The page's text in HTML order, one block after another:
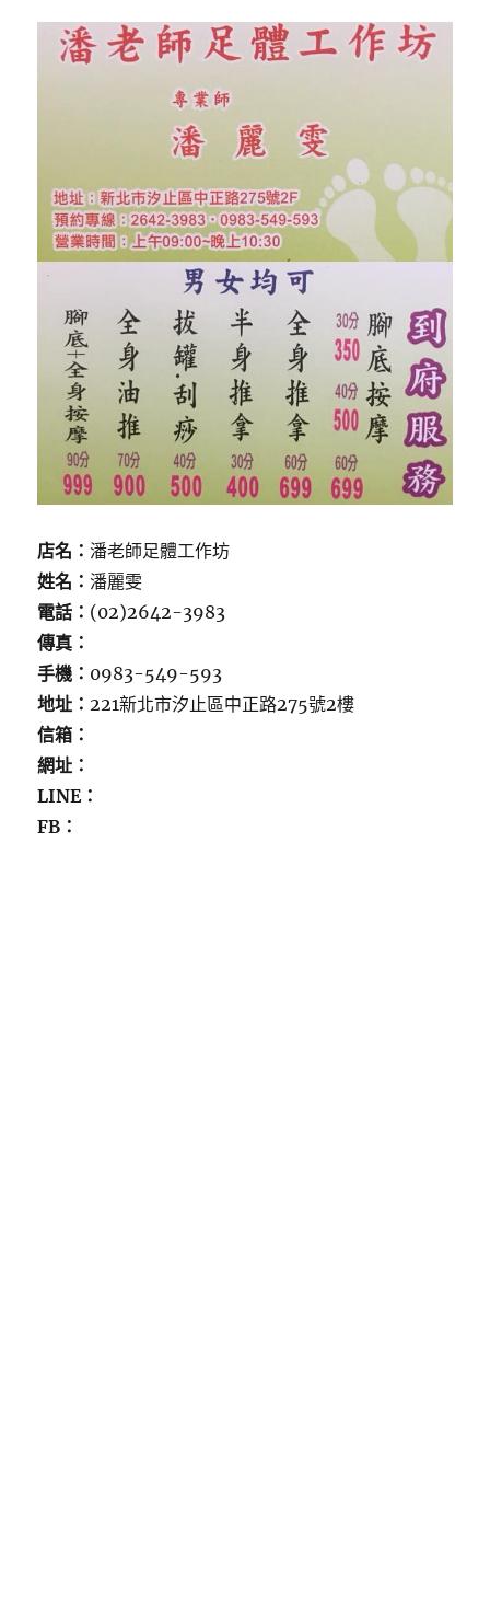
店名：潘老師足體工作坊
姓名：潘麗雯
電話： (02)2642-3983
傳真：
手機： 0983-549-593
地址： 221新北市汐止區中正路275號2樓
信箱：
網址：
LINE：
FB：